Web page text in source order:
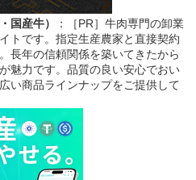
国産牛）
：［PR］牛肉専門の卸業
トです。指定生産農家と直接契約
⾧年の信頼関係を築いてきたから
魅力です。品質の良い安心でおい
い商品ラインナップをご提供して